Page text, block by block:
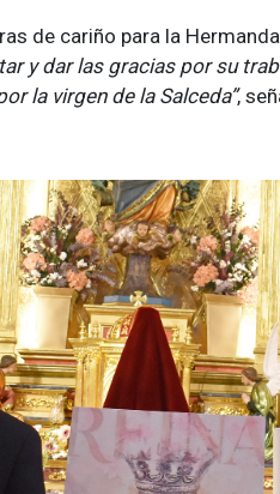
de cariño para la
y dar las gracias por su
la virgen de la Salceda”,